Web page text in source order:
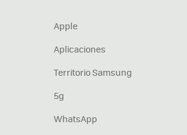
Apple
Aplicaciones
Territorio Samsung
5g
WhatsApp